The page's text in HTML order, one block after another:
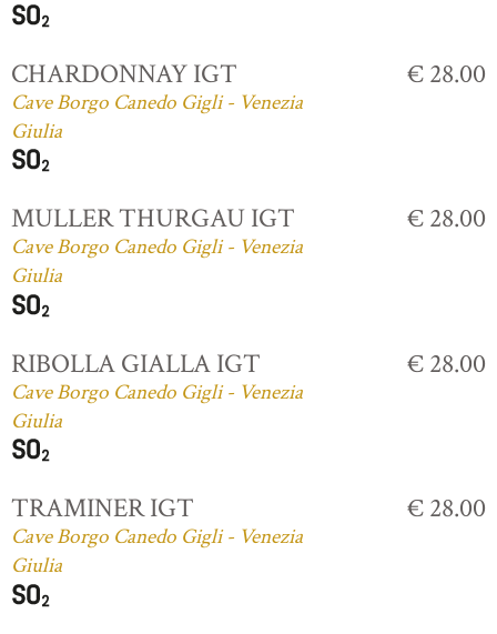
CHARDONNAY IGT
Cave Borgo Canedo Gigli - Venezia
Giulia
€ 28.00
MULLER THURGAU IGT
Cave Borgo Canedo Gigli - Venezia
Giulia
€ 28.00
RIBOLLA GIALLA IGT
Cave Borgo Canedo Gigli - Venezia
Giulia
€ 28.00
TRAMINER IGT
Cave Borgo Canedo Gigli - Venezia
Giulia
€ 28.00